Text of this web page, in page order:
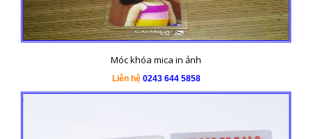
Móc khóa mica in ảnh
Liên hệ 0243 644 5858